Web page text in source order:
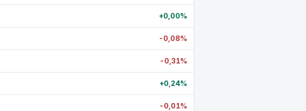
+0,00%
-0,08%
-0,31%
+0,24%
-0,01%